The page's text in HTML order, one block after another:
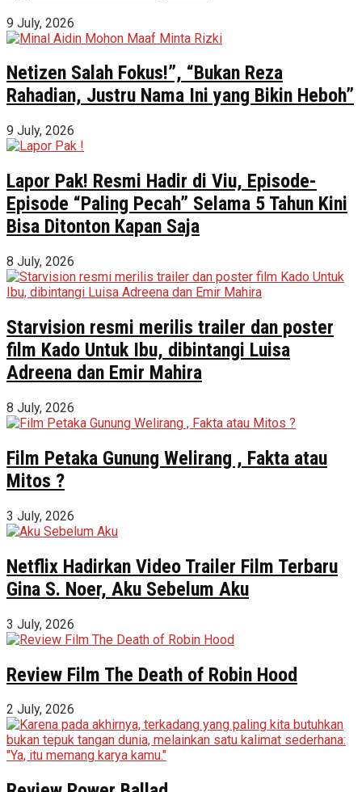
9 July, 2026
Netizen Salah Fokus!”, “Bukan Reza
Rahadian, Justru Nama Ini yang Bikin Heboh”
9 July, 2026
Lapor Pak! Resmi Hadir di Viu, Episode-
Episode “Paling Pecah” Selama 5 Tahun Kini
Bisa Ditonton Kapan Saja
8 July, 2026
Starvision resmi merilis trailer dan poster
film Kado Untuk Ibu, dibintangi Luisa
Adreena dan Emir Mahira
8 July, 2026
Film Petaka Gunung Welirang , Fakta atau
Mitos ?
3 July, 2026
Netflix Hadirkan Video Trailer Film Terbaru
Gina S. Noer, Aku Sebelum Aku
3 July, 2026
Review Film The Death of Robin Hood
2 July, 2026